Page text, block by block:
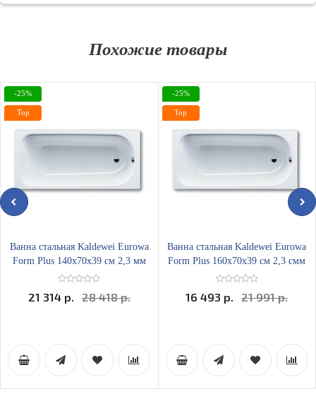
Похожие товары
Ванна стальная Kaldewei Eurowa
Form Plus 140х70x39 см 2,3 мм
21 314 р. 28 418 р.
-25%
Top
Ванна стальная Kaldewei Eurowa
Form Plus 160х70x39 см 2,3 смм
16 493 р. 21 991 р.
-25%
Top